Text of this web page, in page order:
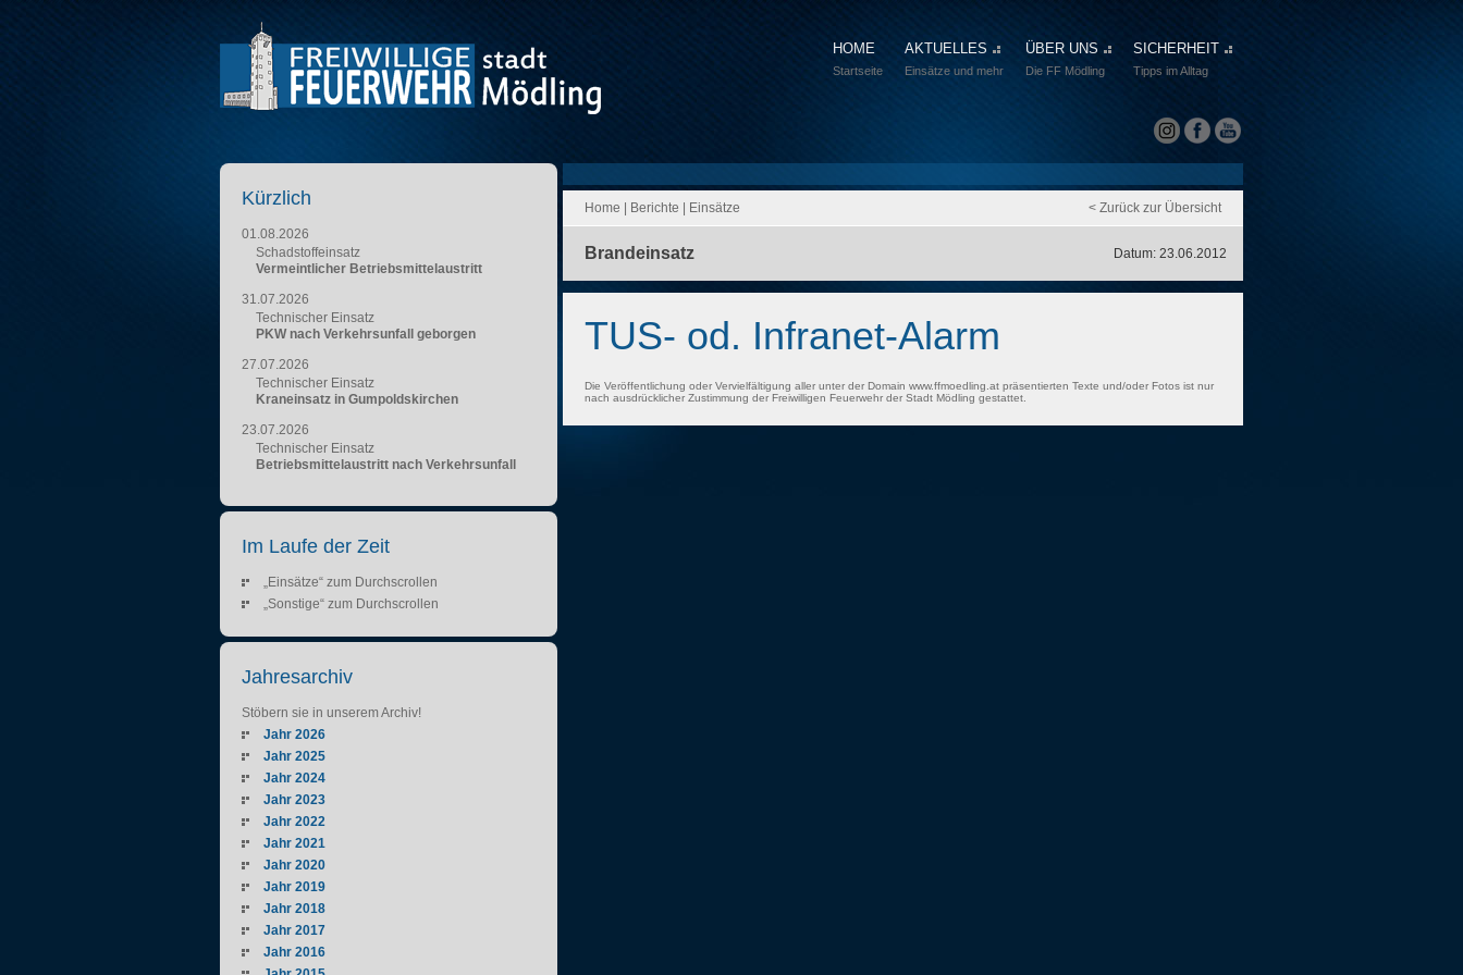
HOME
Startseite
AKTUELLES
Einsätze und mehr
ÜBER UNS
Die FF Mödling
SICHERHEIT
Tipps im Alltag
Home Berichte Einsätze < Zurück zur Übersicht
Brandeinsatz Datum: 23.06.2012
TUS- od. Infranet-Alarm
Die Veröffentlichung oder Vervielfältigung aller unter der Domain www.ffmoedling.at präsentierten Texte und/oder Fotos ist nur
nach ausdrücklicher Zustimmung der Freiwilligen Feuerwehr der Stadt Mödling gestattet.
Kürzlich
01.08.2026
Schadstoffeinsatz
Vermeintlicher Betriebsmittelaustritt
31.07.2026
Technischer Einsatz
PKW nach Verkehrsunfall geborgen
27.07.2026
Technischer Einsatz
Kraneinsatz in Gumpoldskirchen
23.07.2026
Technischer Einsatz
Betriebsmittelaustritt nach Verkehrsunfall
Im Laufe der Zeit
„Einsätze“ zum Durchscrollen
„Sonstige“ zum Durchscrollen
Jahresarchiv
Stöbern sie in unserem Archiv!
Jahr 2026
Jahr 2025
Jahr 2024
Jahr 2023
Jahr 2022
Jahr 2021
Jahr 2020
Jahr 2019
Jahr 2018
Jahr 2017
Jahr 2016